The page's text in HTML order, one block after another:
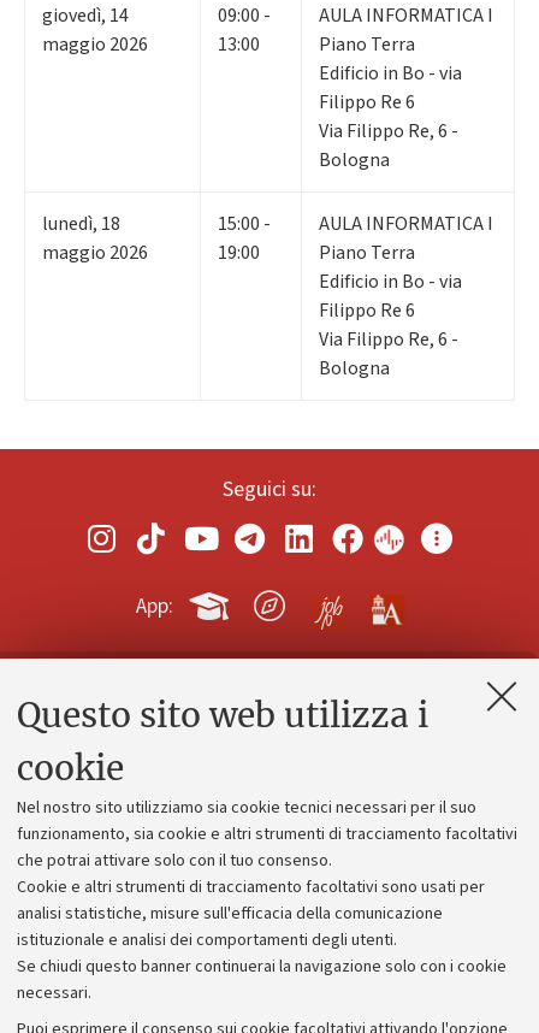
Questo sito web utilizza i
cookie
Nel nostro sito utilizziamo sia cookie tecnici necessari per il suo
funzionamento, sia cookie e altri strumenti di tracciamento facoltativi
che potrai attivare solo con il tuo consenso.
Cookie e altri strumenti di tracciamento facoltativi sono usati per
analisi statistiche, misure sull'efficacia della comunicazione
istituzionale e analisi dei comportamenti degli utenti.
Se chiudi questo banner continuerai la navigazione solo con i cookie
necessari.
giovedì, 14
maggio 2026
09:00 -
13:00
AULA INFORMATICA I
Piano Terra
Edificio in Bo - via
Filippo Re 6
Via Filippo Re, 6 -
Bologna
lunedì, 18
maggio 2026
15:00 -
19:00
AULA INFORMATICA I
Piano Terra
Edificio in Bo - via
Filippo Re 6
Via Filippo Re, 6 -
Bologna
Seguici su:
App:
Contatti e PEC
Alumni community
Piano strategico
Bilanci
Donazioni e 5x1000
Merchandising - UniboStore
Bandi, gare e concorsi